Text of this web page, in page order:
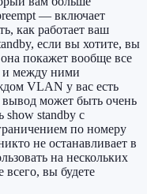
— включает
как работает ваш
если вы хотите, вы
покажет вообще все
и между ними
VLAN у вас есть
может быть очень
show standby с
по номеру
не останавливает в
на нескольких
всего, вы будете